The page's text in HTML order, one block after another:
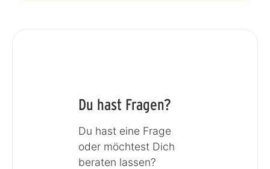
Du hast Fragen?
Du hast eine Frage
oder möchtest Dich
beraten lassen?